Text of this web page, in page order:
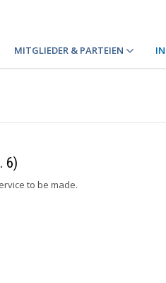
MITGLIEDER & PARTEIEN
6)
to be made.